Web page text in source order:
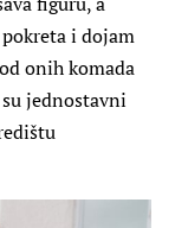
i dojam
onih komada
jednostavni